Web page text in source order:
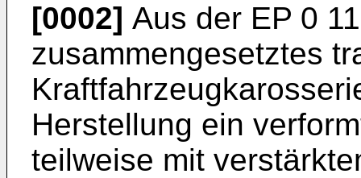
[0002] Aus der EP 0
zusammengesetztes
Herstellung ein
teilweise mit